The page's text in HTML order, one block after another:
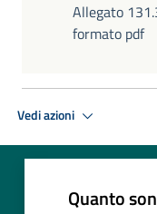
Allegato
formato pdf
Vedi azioni
Quanto